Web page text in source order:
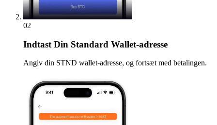
02
Indtast Din Standard Wallet-adresse
Angiv din STND wallet-adresse, og fortsæt med betalingen.